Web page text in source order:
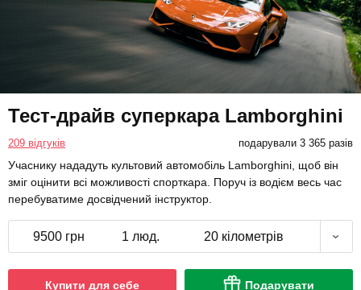
Тест-драйв суперкара Lamborghini
209 відгуків подарували 3 365 разів
Учаснику нададуть культовий автомобіль Lamborghini, щоб він
зміг оцінити всі можливості спорткара. Поруч із водієм весь час
перебуватиме досвідчений інструктор.
9500 грн 1 люд. 20 кілометрів
Купити для себе Подарувати